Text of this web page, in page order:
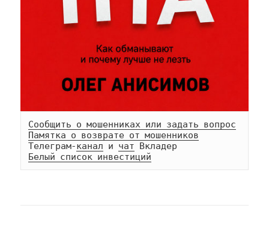
Сообщить о мошенниках или задать вопрос
Памятка о возврате от мошенников
Телеграм-канал и чат
Белый список инвестиций